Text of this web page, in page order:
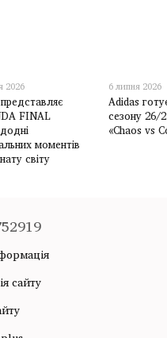
2026
FINAL
моментів
світу
6 липня 2026
Adidas
сезону 26/
«Chaos vs
сайту